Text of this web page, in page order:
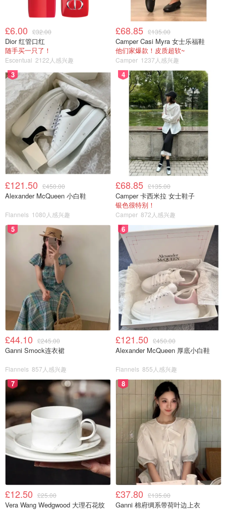
£6.00 £32.00
Dior 红管口红
随手买一只了！
Escentual 2122人感兴趣
£68.85 £135.00
Camper Casi Myra 女士乐福鞋
他们家爆款！皮质超软~
Camper 1237人感兴趣
3
£121.50 £450.00
Alexander McQueen 小白鞋
Flannels 1080人感兴趣
4
£68.85 £135.00
Camper 卡西米拉 女士鞋子
银色很特别！
Camper 872人感兴趣
5
£44.10 £245.00
Ganni Smock连衣裙
Flannels 857人感兴趣
6
£121.50 £450.00
Alexander McQueen 厚底小白鞋
Flannels 855人感兴趣
7
£12.50 £25.00
Vera Wang Wedgwood 大理石花纹
8
£37.80 £135.00
Ganni 棉府绸系带荷叶边上衣